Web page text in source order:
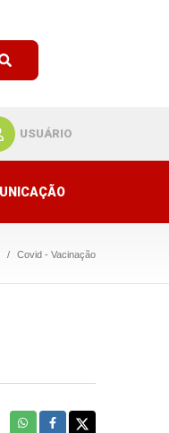
USUÁRIO
Covid - Vacinação